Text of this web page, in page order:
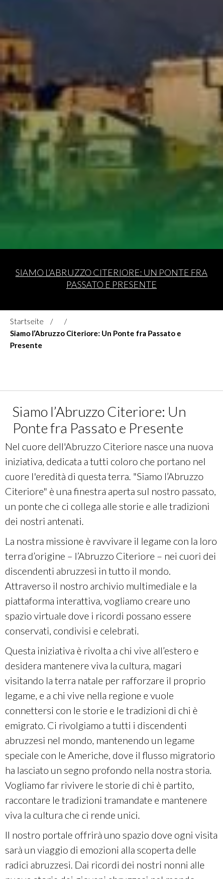
SIAMO L’ABRUZZO CITERIORE: UN PONTE FRA
PASSATO E PRESENTE
Startseite
Siamo l’Abruzzo Citeriore: Un Ponte fra Passato e
Presente
Siamo l’Abruzzo Citeriore: Un
Ponte fra Passato e Presente
Nel cuore dell'Abruzzo Citeriore nasce una nuova
iniziativa, dedicata a tutti coloro che portano nel
cuore l'eredità di questa terra. "Siamo l’Abruzzo
Citeriore" è una finestra aperta sul nostro passato,
un ponte che ci collega alle storie e alle tradizioni
dei nostri antenati.
La nostra missione è ravvivare il legame con la loro
terra d’origine – l’Abruzzo Citeriore – nei cuori dei
discendenti abruzzesi in tutto il mondo.
Attraverso il nostro archivio multimediale e la
piattaforma interattiva, vogliamo creare uno
spazio virtuale dove i ricordi possano essere
conservati, condivisi e celebrati.
Questa iniziativa è rivolta a chi vive all’estero e
desidera mantenere viva la cultura, magari
visitando la terra natale per rafforzare il proprio
legame, e a chi vive nella regione e vuole
connettersi con le storie e le tradizioni di chi è
emigrato. Ci rivolgiamo a tutti i discendenti
abruzzesi nel mondo, mantenendo un legame
speciale con le Americhe, dove il flusso migratorio
ha lasciato un segno profondo nella nostra storia.
Vogliamo far rivivere le storie di chi è partito,
raccontare le tradizioni tramandate e mantenere
viva la cultura che ci rende unici.
Il nostro portale offrirà uno spazio dove ogni visita
sarà un viaggio di emozioni alla scoperta delle
radici abruzzesi. Dai ricordi dei nostri nonni alle